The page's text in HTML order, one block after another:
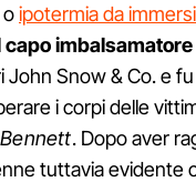
ipotermia da
capo imbalsamatore
John Snow & Co. e
i corpi delle
. Dopo aver
tuttavia evidente